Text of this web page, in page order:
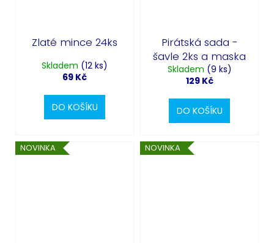
Zlaté mince 24ks
Skladem (12 ks)
69 Kč
DO KOŠÍKU
Pirátská sada -
šavle 2ks a maska
Skladem (9 ks)
129 Kč
DO KOŠÍKU
NOVINKA NOVINKA